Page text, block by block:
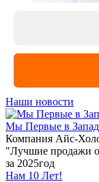
Наши новости
Мы Первые в
Компания Айс-
"Лучшие продажи
за 2025год
Нам 10 Лет!